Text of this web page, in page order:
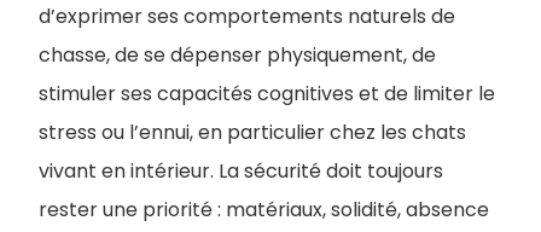
d’exprimer ses comportements naturels de
chasse, de se dépenser physiquement, de
stimuler ses capacités cognitives et de limiter le
stress ou l’ennui, en particulier chez les chats
vivant en intérieur. La sécurité doit toujours
rester une priorité : matériaux, solidité, absence